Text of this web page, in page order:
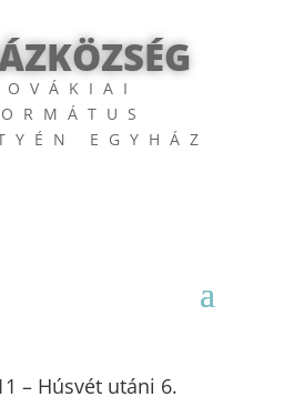
EGYHÁZ
– Húsvét utáni 6.